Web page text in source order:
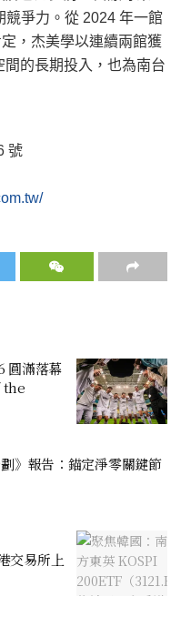
競爭力。從 2024 年一館
，杰美學以連續兩館獲
的長期投入，也為南台
號
圓滿落幕
the
》報告：錨定淨零關鍵節
交易所上